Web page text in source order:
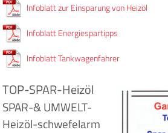
Infoblatt zur Einsparung von Heizöl
Infoblatt Energiespartipps
Infoblatt Tankwagenfahrer
TOP-SPAR-Heizöl
SPAR-& UMWELT-
Heizöl-schwefelarm